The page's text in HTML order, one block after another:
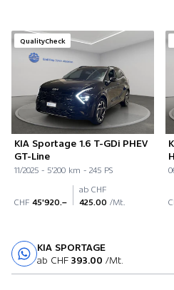
QualityCheck
KIA Sportage 1.6 T-GDi PHEV
GT-Line
11/2025 - 5'200 km - 245 PS
CHF 45'920.–
ab CHF
425.00 /Mt.
KIA SPORTAGE
ab CHF 393.00 /Mt.